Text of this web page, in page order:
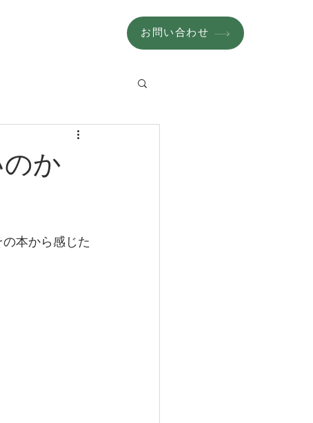
お問い合わせ
か
本から感じた